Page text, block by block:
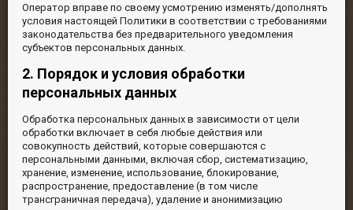
Оператор вправе по своему усмотрению изменять/дополнять
условия настоящей Политики в соответствии с требованиями
законодательства без предварительного уведомления
субъектов персональных данных.
2. Порядок и условия обработки
персональных данных
Обработка персональных данных в зависимости от цели
обработки включает в себя любые действия или
совокупность действий, которые совершаются с
персональными данными, включая сбор, систематизацию,
хранение, изменение, использование, блокирование,
распространение, предоставление (в том числе
трансграничная передача), удаление и анонимизацию